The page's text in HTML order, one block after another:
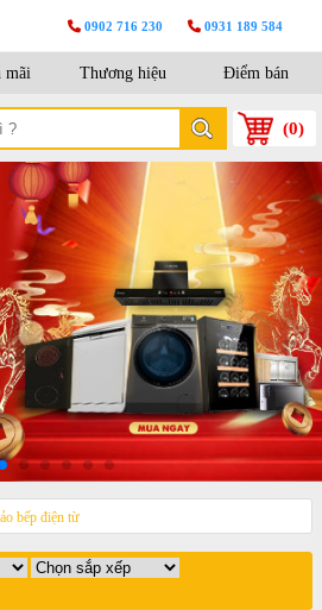
0902 716 230 0931 189 584
mãi Thương hiệu Điểm bán
(0)
bếp điện từ